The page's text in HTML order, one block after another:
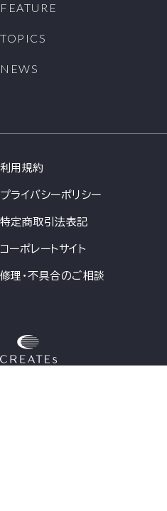
FEATURE
TOPICS
NEWS
利用規約
プライバシーポリシー
特定商取引法表記
コーポレートサイト
修理・不具合のご相談